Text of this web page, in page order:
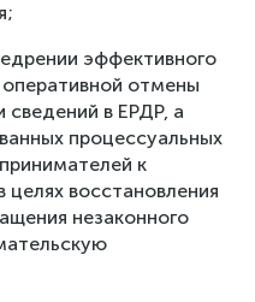
эффективного
отмены
сведений в ЕРДР, а
процессуальных
к
целях восстановления
незаконного